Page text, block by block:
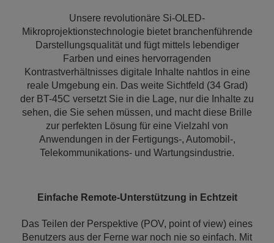
Unsere revolutionäre Si-OLED-
Mikroprojektionstechnologie bietet branchenführende
Darstellungsqualität und fügt mittels lebendiger
Farben und eines hervorragenden
Kontrastverhältnisses digitale Inhalte nahtlos in eine
reale Umgebung ein. Das weite Sichtfeld (34 Grad)
der BT-45C versetzt Sie in die Lage, nur die Inhalte zu
sehen, die Sie sehen müssen, und macht diese Brille
zur perfekten Lösung für eine Vielzahl von
Anwendungen in der Fertigungs-, Automobil-,
Telekommunikations- und Wartungsindustrie.
Einfache Remote-Unterstützung in Echtzeit
Das Teilen der Perspektive (POV, point of view) eines
Benutzers aus der Ferne war noch nie so einfach. Mit